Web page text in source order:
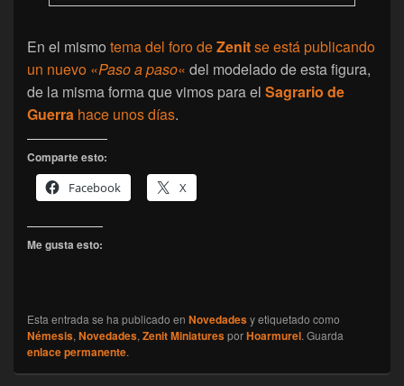
En el mismo tema del foro deZenitse está publicando
un nuevo «Paso a paso« del modelado de esta figura,
de la misma forma que vimos para el Sagrario de
Guerra hace unos días.
Comparte esto:
Facebook
X
Me gusta esto:
Esta entrada se ha publicado en Novedadesy etiquetado como
Némesis, Novedades, Zenit MiniaturesporHoarmurel. Guarda
enlace permanente.